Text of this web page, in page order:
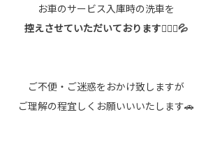
お車のサービス入庫時の洗車を
控えさせていただいております🙇🏻‍♀️💦
ご不便・ご迷惑をおかけ致しますが
ご理解の程宜しくお願いいいたします🚗